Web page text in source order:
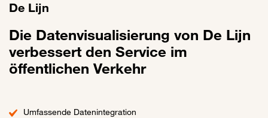
De Lijn
Die Datenvisualisierung von De Lijn
verbessert den Service im
öffentlichen Verkehr
Umfassende Datenintegration